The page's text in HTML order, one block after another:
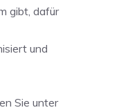
gibt, dafür
und
Sie unter